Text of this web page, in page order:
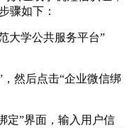
骤如下：
大学公共服务平台”
，然后点击“企业微信绑
定”界面，输入用户信